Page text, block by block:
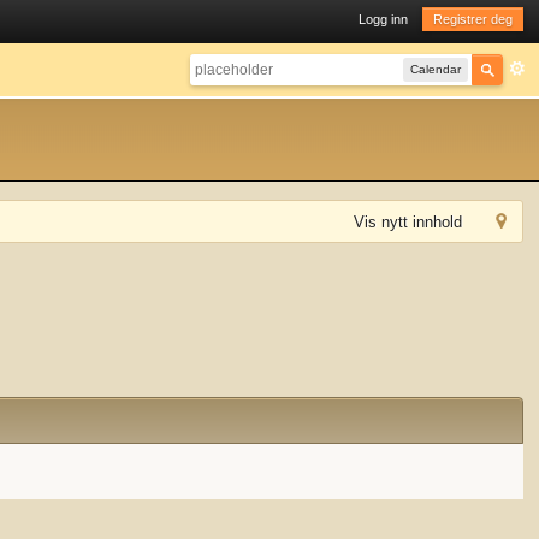
Logg inn Registrer deg
Calendar
Vis nytt innhold